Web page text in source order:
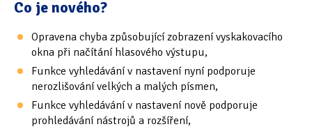
Hledání
Běžný software (284)
Tipy & triky(17)
Co je nového?
Opravena chyba způsobující zobrazení vyskakovacího
okna při načítání hlasového výstupu,
Funkce vyhledávání v nastavení nyní podporuje
nerozlišování velkých a malých písmen,
Funkce vyhledávání v nastavení nově podporuje
prohledávání nástrojů a rozšíření,